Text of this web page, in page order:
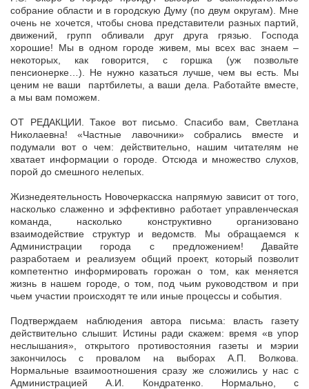
собрание области и в городскую Думу (по двум округам). Мне
очень не хочется, чтобы снова представители разных партий,
движений, групп обливали друг друга грязью. Господа
хорошие! Мы в одном городе живем, мы всех вас знаем –
некоторых, как говорится, с горшка (уж позвольте
пенсионерке…). Не нужно казаться лучше, чем вы есть. Мы
ценим не ваши партбилеты, а ваши дела. Работайте вместе,
а мы вам поможем.
ОТ РЕДАКЦИИ. Такое вот письмо. Спасибо вам, Светлана
Николаевна! «Частные лавочники» собрались вместе и
подумали вот о чем: действительно, нашим читателям не
хватает информации о городе. Отсюда и множество слухов,
порой до смешного нелепых.
Жизнедеятельность Новочеркасска напрямую зависит от того,
насколько слаженно и эффективно работает управленческая
команда, насколько конструктивно организовано
взаимодействие структур и ведомств. Мы обращаемся к
Администрации города с предложением! Давайте
разработаем и реализуем общий проект, который позволит
компетентно информировать горожан о том, как меняется
жизнь в нашем городе, о том, под чьим руководством и при
чьем участии происходят те или иные процессы и события.
Подтверждаем наблюдения автора письма: власть газету
действительно слышит. Истины ради скажем: время «в упор
неслышания», открытого противостояния газеты и мэрии
закончилось с провалом на выборах А.П. Волкова.
Нормальные взаимоотношения сразу же сложились у нас с
Администрацией А.И. Кондратенко. Нормально, с